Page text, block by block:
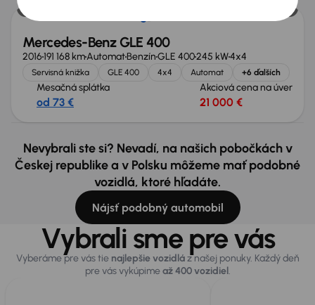
Mercedes-Benz GLE 400
2016191 168 kmAutomatBenzínGLE 400245 kW4x4
Servisná knižka GLE 400 4x4 Automat +6 ďalších
Mesačná splátka
od 73 €
Akciová cena na úver
21 000 €
Nevybrali ste si? Nevadí, na našich pobočkách v
Českej republike a v Polsku môžeme mať podobné
vozidlá, ktoré hľadáte.
Nájsť podobný automobil
Vybrali sme pre vás
Vyberáme pre vás tie najlepšie vozidláz našej ponuky. Každý deň
pre vás vykúpimeaž 400 vozidiel.